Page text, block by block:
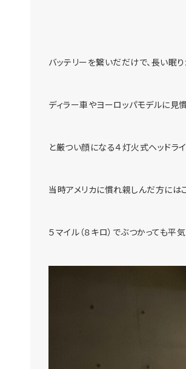
バッテリーを繋いだだけで、長い眠
ディラー車やヨーロッパモデルに見
と厳つい顔になる４灯火式ヘッドラ
当時アメリカに慣れ親しんだ方には
５マイル（８キロ）でぶつかっても